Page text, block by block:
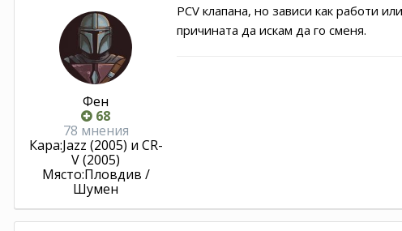
Фен
68
78 мнения
Кара:Jazz (2005) и CR-
V (2005)
Място:Пловдив /
Шумен
PCV клапана, но зависи как работи
причината да искам да го сменя.